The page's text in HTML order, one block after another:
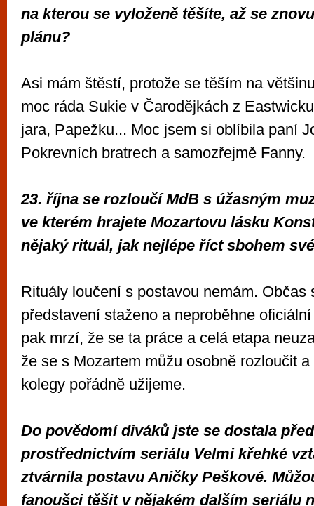
na kterou se vyloženě těšíte, až se
plánu?
Asi mám štěstí, protože se těším na
moc ráda Sukie v Čarodějkách z
jara, Papežku... Moc jsem si oblíbila paní
Pokrevních bratrech a samozřejmě Fanny.
23. října se rozloučí MdB s úžasným
ve kterém hrajete Mozartovu lásku
nějaký rituál, jak nejlépe říct sbohem
Rituály loučení s postavou nemám. Občas
představení staženo a neproběhne
pak mrzí, že se ta práce a celá etapa
že se s Mozartem můžu osobně rozloučit
kolegy pořádně užijeme.
Do povědomí diváků jste se dostala
prostřednictvím seriálu Velmi křehké
ztvárnila postavu Aničky Peškové.
fanoušci těšit v nějakém dalším seriálu